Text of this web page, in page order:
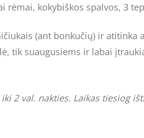
kokybiškos spalvos, 3
(ant bonkučių) ir atitinka
tik suaugusiems ir labai
2 val. nakties. Laikas tiesiog